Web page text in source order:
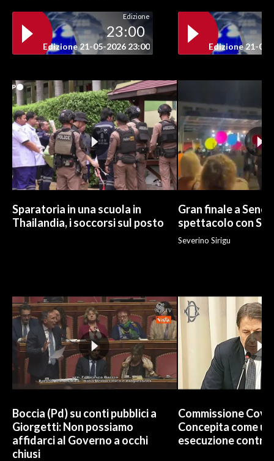
Edizione
23:00
Edizione 21-05-2026 23:00 Edizione 21-05-
Sparatoria in una scuola in
Thailandia, i soccorsi sul posto
Gran finale a
spettacolo con
Severino Sirigu
Boccia (Pd) su conti pubblici a
Giorgetti: Non possiamo
affidarci al Governo a occhi
chiusi
Commissione
Concepita come
esecuzione contro